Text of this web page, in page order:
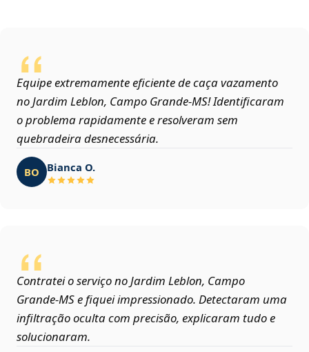
Equipe extremamente eficiente de caça vazamento
no Jardim Leblon, Campo Grande‑MS! Identificaram
o problema rapidamente e resolveram sem
quebradeira desnecessária.
BO Bianca O.
Contratei o serviço no Jardim Leblon, Campo
Grande‑MS e fiquei impressionado. Detectaram uma
infiltração oculta com precisão, explicaram tudo e
solucionaram.